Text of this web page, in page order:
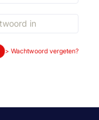
> Wachtwoord vergeten?